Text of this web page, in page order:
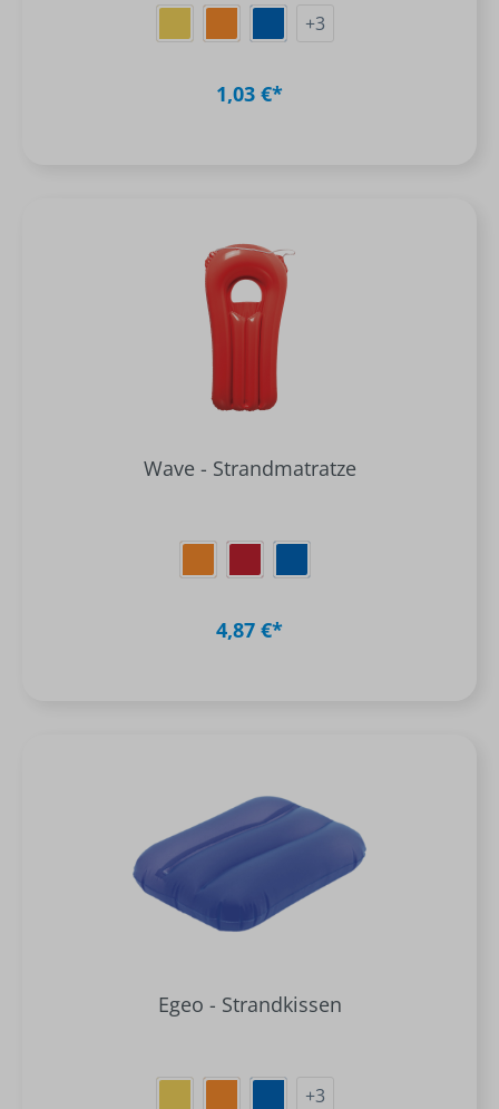
+3
1,03 €*
Wave - Strandmatratze
4,87 €*
Egeo - Strandkissen
+3